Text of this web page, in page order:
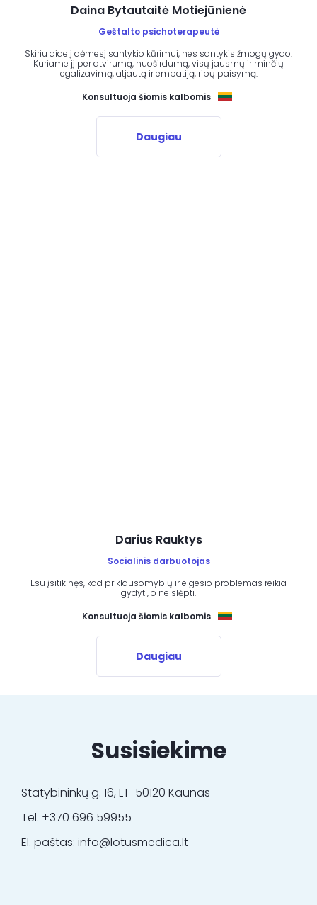
Daina Bytautaitė Motiejūnienė
Geštalto psichoterapeutė
Skiriu didelį dėmesį santykio kūrimui, nes santykis žmogų gydo.
Kuriame jį per atvirumą, nuoširdumą, visų jausmų ir minčių
legalizavimą, atjautą ir empatiją, ribų paisymą.
Konsultuoja šiomis kalbomis
Daugiau
Darius Rauktys
Socialinis darbuotojas
Esu įsitikinęs, kad priklausomybių ir elgesio problemas reikia
gydyti, o ne slėpti.
Konsultuoja šiomis kalbomis
Daugiau
Susisiekime
Statybininkų g. 16, LT-50120 Kaunas
Tel. +370 696 59955
El. paštas: info@lotusmedica.lt